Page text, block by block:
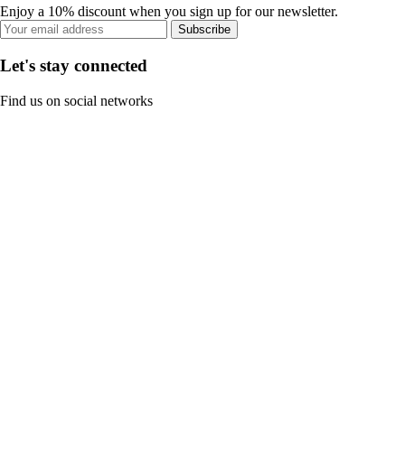
Enjoy a 10% discount when you sign up for our newsletter.
Subscribe
Let's stay connected
Find us on social networks